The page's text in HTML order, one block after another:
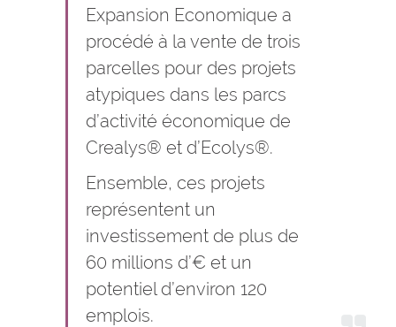
Expansion Economique a
procédé à la vente de trois
parcelles pour des projets
atypiques dans les parcs
d’activité économique de
Crealys® et d’Ecolys®.
Ensemble, ces projets
représentent un
investissement de plus de
60 millions d’€ et un
potentiel d’environ 120
emplois.